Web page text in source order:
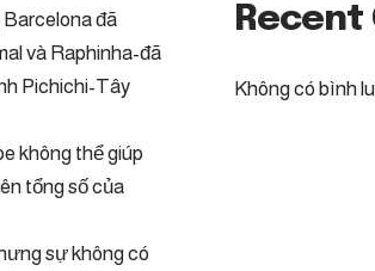
đã
và Raphinha-đã
Pichichi-Tây
không thể giúp
tổng số của
sự không có
Recent
Không có bình